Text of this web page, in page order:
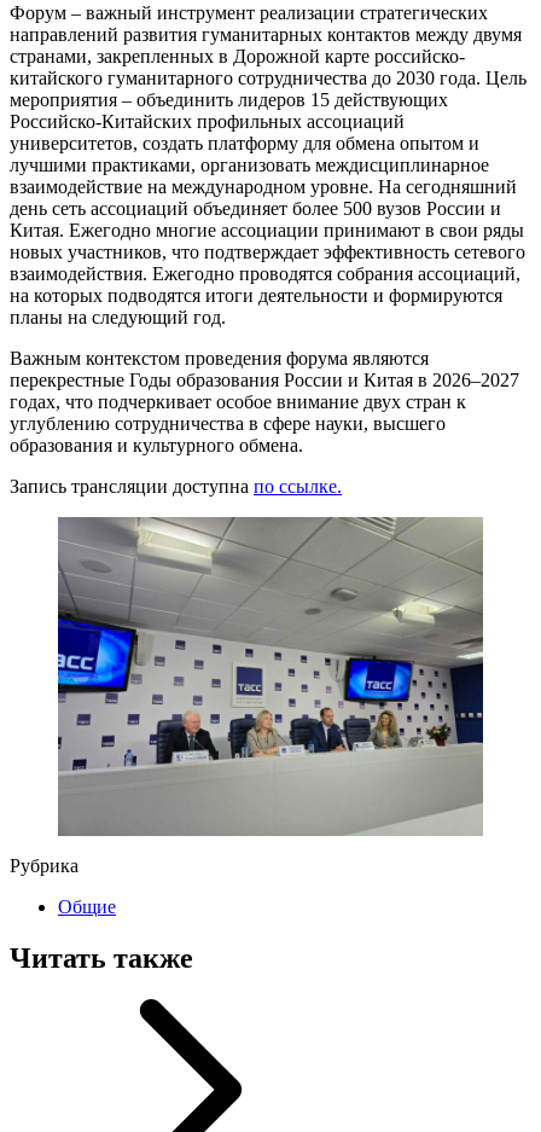
Форум – важный инструмент реализации стратегических
направлений развития гуманитарных контактов между двумя
странами, закрепленных в Дорожной карте российско-
китайского гуманитарного сотрудничества до 2030 года. Цель
мероприятия – объединить лидеров 15 действующих
Российско-Китайских профильных ассоциаций
университетов, создать платформу для обмена опытом и
лучшими практиками, организовать междисциплинарное
взаимодействие на международном уровне. На сегодняшний
день сеть ассоциаций объединяет более 500 вузов России и
Китая. Ежегодно многие ассоциации принимают в свои ряды
новых участников, что подтверждает эффективность сетевого
взаимодействия. Ежегодно проводятся собрания ассоциаций,
на которых подводятся итоги деятельности и формируются
планы на следующий год.
Важным контекстом проведения форума являются
перекрестные Годы образования России и Китая в 2026–2027
годах, что подчеркивает особое внимание двух стран к
углублению сотрудничества в сфере науки, высшего
образования и культурного обмена.
Запись трансляции доступна по ссылке.
Рубрика
Общие
Читать также